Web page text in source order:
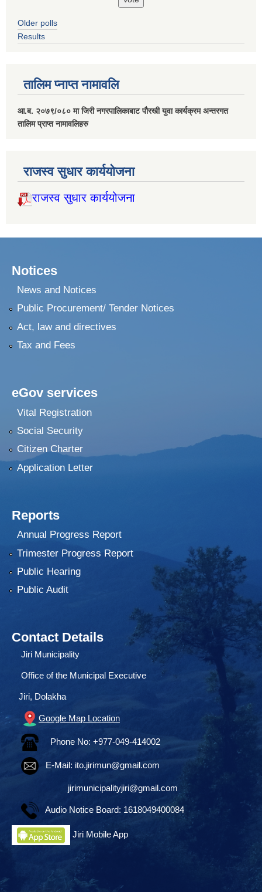
Older polls
Results
तालिम प्नाप्त नामावलि
आ.ब. २०७९/०८० मा जिरी नगरपालिकाबाट पौरखी युवा कार्यक्रम अन्तरगत
तालिम प्राप्त नामावलिहरु
राजस्व सुधार कार्ययोजना
राजस्व सुधार कार्ययोजना
Notices
News and Notices
Public Procurement/ Tender Notices
Act, law and directives
Tax and Fees
eGov services
Vital Registration
Social Security
Citizen Charter
Application Letter
Reports
Annual Progress Report
Trimester Progress Report
Public Hearing
Public Audit
Contact Details
Jiri Municipality
Office of the Municipal Executive
Jiri, Dolakha
Google Map Location
Phone No: +977-049-414002
E-Mail: ito.jirimun@gmail.com
jirimunicipalityjiri@gmail.com
Audio Notice Board: 1618049400084
Jiri Mobile App